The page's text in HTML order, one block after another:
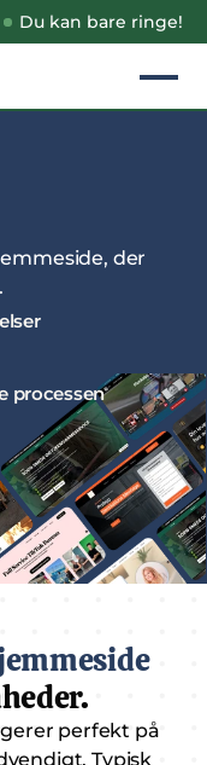
Du kan bare ringe!
der
processen
perfekt på
Typisk